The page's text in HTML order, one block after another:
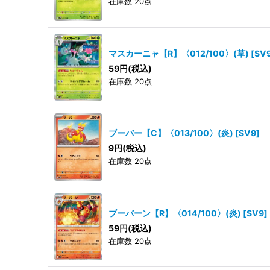
マスカーニャ【R】〈012/100〉(草) [
59円(税込)
在庫数 20点
ブーバー【C】〈013/100〉(炎) [SV9]
9円(税込)
在庫数 20点
ブーバーン【R】〈014/100〉(炎) [SV9]
59円(税込)
在庫数 20点